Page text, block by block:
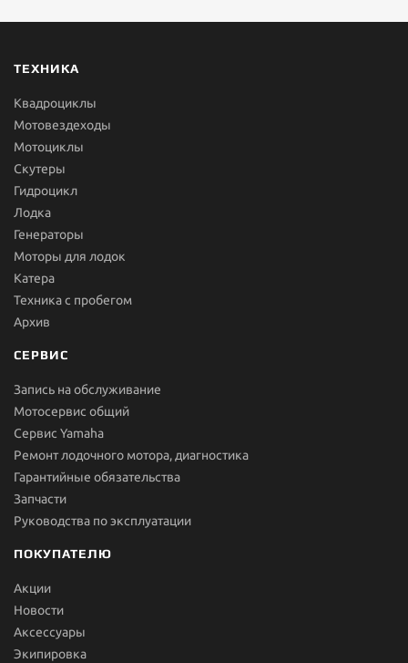
ТЕХНИКА
Квадроциклы
Мотовездеходы
Мотоциклы
Скутеры
Гидроцикл
Лодка
Генераторы
Моторы для лодок
Катера
Техника с пробегом
Архив
СЕРВИС
Запись на обслуживание
Мотосервис общий
Сервис Yamaha
Ремонт лодочного мотора, диагностика
Гарантийные обязательства
Запчасти
Руководства по эксплуатации
ПОКУПАТЕЛЮ
Акции
Новости
Aксессуары
Экипировка